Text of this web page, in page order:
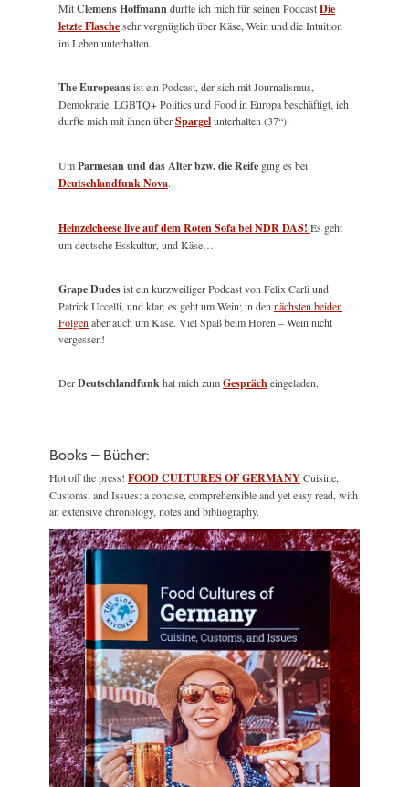
MitClemens Hoffmanndurfte ich mich für seinen PodcastDie
letzte Flaschesehr vergnüglich über Käse, Wein und die Intuition
im Leben unterhalten.
The Europeansist ein Podcast, der sich mit Journalismus,
Demokratie, LGBTQ+ Politics und Food in Europa beschäftigt, ich
durfte mich mit ihnen überSpargelunterhalten (37“).
UmParmesan und das Alter bzw. die Reife ging es bei
Deutschlandfunk Nova.
Heinzelcheese live auf dem Roten Sofa bei NDR DAS! Es geht
um deutsche Esskultur, und Käse…
Grape Dudesist ein kurzweiliger Podcast von Felix Carli und
Patrick Uccelli, und klar, es geht um Wein; in den nächsten beiden
Folgen aber auch um Käse. Viel Spaß beim Hören – Wein nicht
vergessen!
DerDeutschlandfunkhat mich zumGesprächeingeladen.
Books – Bücher:
Hot off the press! FOOD CULTURES OF GERMANYCuisine,
Customs, and Issues: a concise, comprehensible and yet easy read, with
an extensive chronology, notes and bibliography.